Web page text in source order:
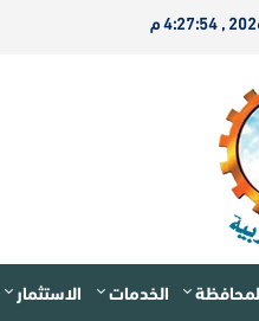
الخدمات الاستثمار